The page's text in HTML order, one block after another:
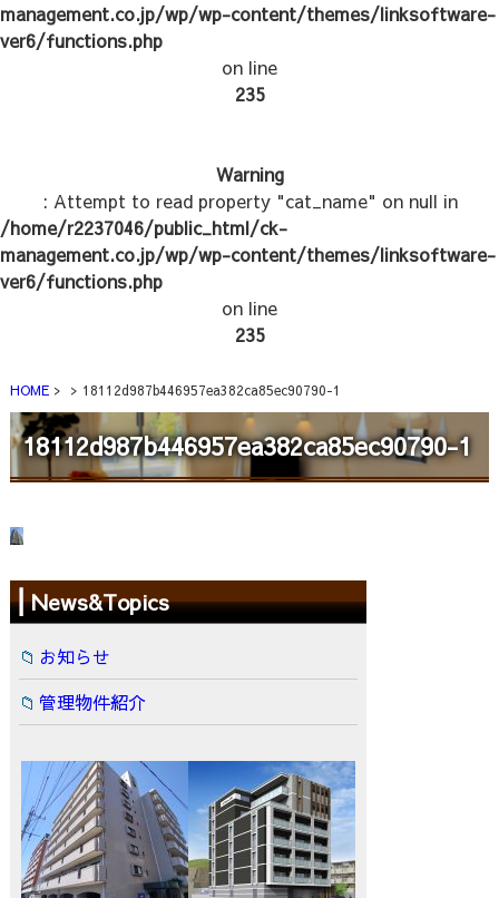
management.co.jp/wp/wp-content/themes/linksoftware-
ver6/functions.php
on line
235
Warning
: Attempt to read property "cat_name" on null in
/home/r2237046/public_html/ck-
management.co.jp/wp/wp-content/themes/linksoftware-
ver6/functions.php
on line
235
HOME 18112d987b446957ea382ca85ec90790-1
18112d987b446957ea382ca85ec90790-1
News&Topics
お知らせ
管理物件紹介